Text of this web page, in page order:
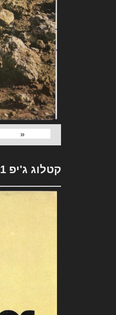
«
קטלוג ג'יפ 1971